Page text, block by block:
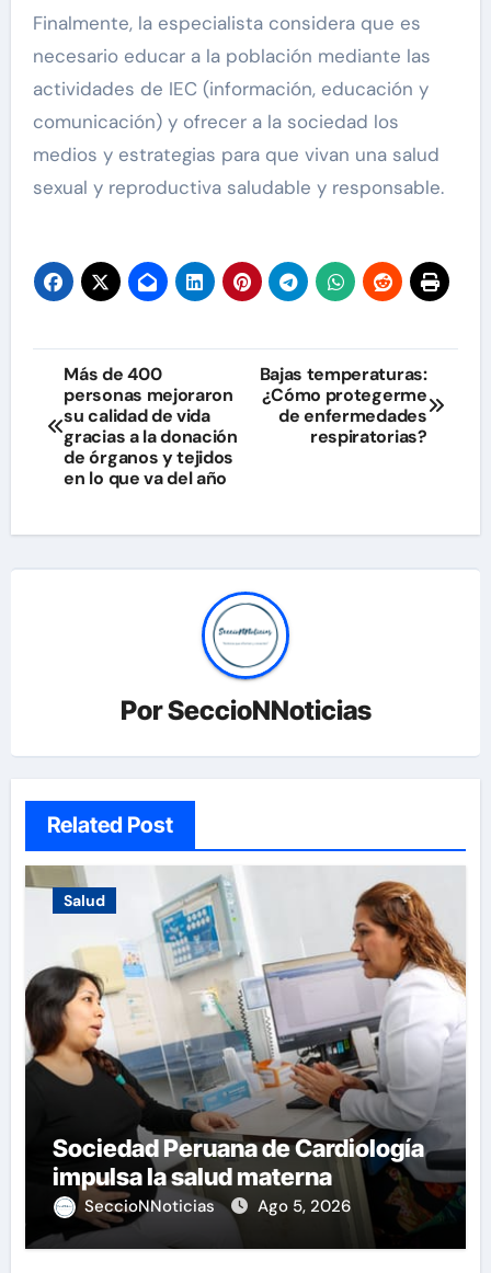
Finalmente, la especialista considera que es
necesario educar a la población mediante las
actividades de IEC (información, educación y
comunicación) y ofrecer a la sociedad los
medios y estrategias para que vivan una salud
sexual y reproductiva saludable y responsable.
Navegación
de
entradas
Más de 400
personas mejoraron
su calidad de vida
gracias a la donación
de órganos y tejidos
en lo que va del año
Bajas temperaturas:
¿Cómo protegerme
de enfermedades
respiratorias?
PorSeccioNNoticias
Related Post
Salud
Sociedad Peruana de Cardiología
impulsa la salud materna
SeccioNNoticias Ago 5, 2026